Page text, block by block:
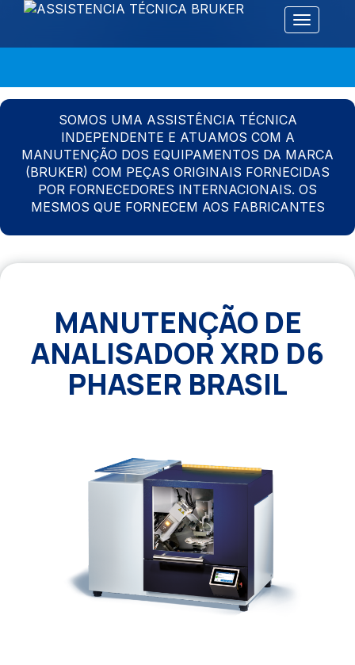
Alternar
SOMOS UMA ASSISTÊNCIA TÉCNICA
INDEPENDENTE E ATUAMOS COM A
MANUTENÇÃO DOS EQUIPAMENTOS DA MARCA
(BRUKER) COM PEÇAS ORIGINAIS FORNECIDAS
POR FORNECEDORES INTERNACIONAIS. OS
MESMOS QUE FORNECEM AOS FABRICANTES
MANUTENÇÃO DE
ANALISADOR XRD D6
PHASER BRASIL